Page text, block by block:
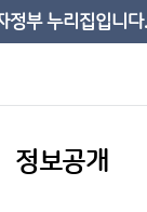
정부 누리집입니다.
정보공개